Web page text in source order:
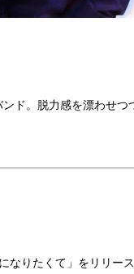
ド。脱力感を漂わせ
りたくて」をリリー